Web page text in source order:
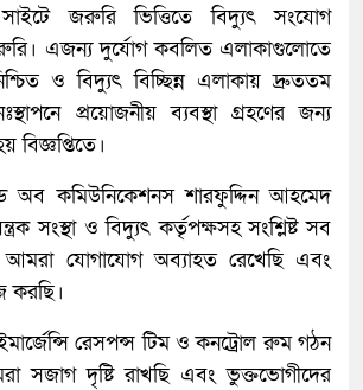
জরুরি ভিত্তিতে বিদ্যুৎ সংযোগ
এজন্য দুর্যোগ কবলিত এলাকাগুলোতে
ও বিদ্যুৎ বিচ্ছিন্ন এলাকায় দ্রুততম
প্রয়োজনীয় ব্যবস্থা গ্রহণের জন্য
অব কমিউনিকেশনস শারফুদ্দিন আহমেদ
সংস্থা ও বিদ্যুৎ কর্তৃপক্ষসহ সংশ্লিষ্ট সব
আমরা যোগাযোগ অব্যাহত রেখেছি এবং
করছি।
রেসপন্স টিম ও কনট্রোল রুম গঠন
সজাগ দৃষ্টি রাখছি এবং ভুক্তভোগীদের